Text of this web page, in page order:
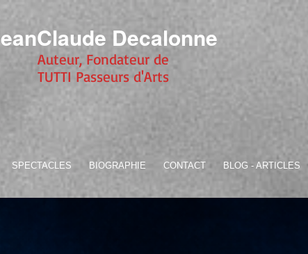
Decalonne
Auteur, Fondateur de
TUTTI Passeurs d'Arts
SPECTACLES BIOGRAPHIE CONTACT BLOG - ARTICLES